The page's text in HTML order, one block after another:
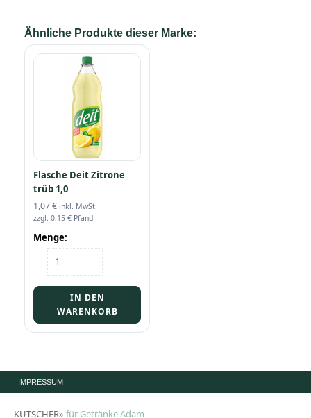
Ähnliche Produkte dieser Marke:
Flasche Deit Zitrone
trüb 1,0
1,07€ inkl. MwSt.
zzgl. 0,15 € Pfand
Menge:
Flasche
Deit
1,0
Menge
IN DEN
WARENKORB
IMPRESSUM
KUTSCHER» für Getränke Adam